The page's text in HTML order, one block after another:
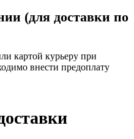
(для доставки по
картой курьеру при
внести предоплату